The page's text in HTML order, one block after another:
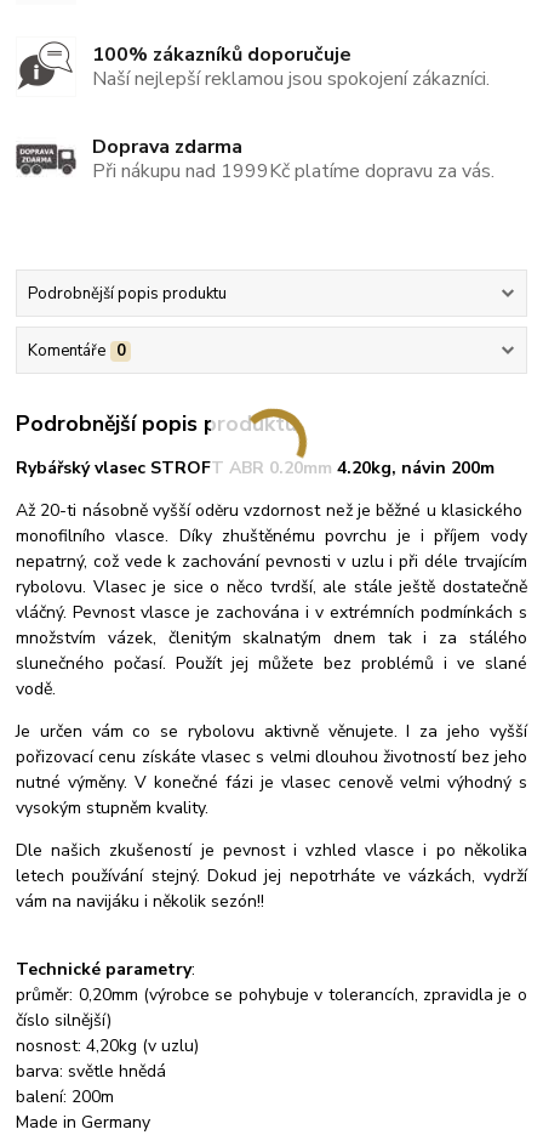
100% zákazníků doporučuje
Naší nejlepší reklamou jsou spokojení zákazníci.
Doprava zdarma
Při nákupu nad 1999Kč platíme dopravu za vás.
Podrobnější popis produktu
Komentáře 0
Podrobnější popis produktu
Rybářský vlasec STROFT ABR 0.20mm 4.20kg, návin 200m
Až 20-ti násobně vyšší oděru vzdornost než je běžné u klasického
monofilního vlasce. Díky zhuštěnému povrchu je i příjem vody
nepatrný, což vede k zachování pevnosti v uzlu i při déle trvajícím
rybolovu. Vlasec je sice o něco tvrdší, ale stále ještě dostatečně
vláčný. Pevnost vlasce je zachována i v extrémních podmínkách s
množstvím vázek, členitým skalnatým dnem tak i za stálého
slunečného počasí.Použít jej můžete bez problémů i ve slané
vodě.
Je určen vám co se rybolovu aktivně věnujete. I za jeho vyšší
pořizovací cenu získáte vlasec s velmi dlouhou životností bez jeho
nutné výměny. V konečné fázi je vlasec cenově velmi výhodný s
vysokým stupněm kvality.
Dle našich zkušeností je pevnost i vzhled vlasce i po několika
letech používání stejný. Dokud jej nepotrháte ve vázkách, vydrží
vám na navijáku i několik sezón!!
Technické parametry:
průměr: 0,20mm (výrobce se pohybuje v tolerancích, zpravidla je o
číslo silnější)
nosnost: 4,20kg (v uzlu)
barva: světle hnědá
balení: 200m
Made in Germany